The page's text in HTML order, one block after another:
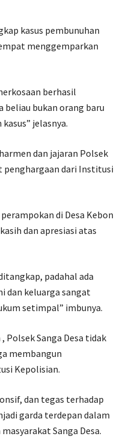
kasus pembunuhan
menggemparkan
berhasil
bukan orang baru
jelasnya.
dan jajaran Polsek
penghargaan dari Institusi
di Desa Kebon
dan apresiasi atas
padahal ada
dan keluarga sangat
setimpal” imbunya.
Polsek Sanga Desa tidak
membangun
Kepolisian.
dan tegas terhadap
garda terdepan dalam
Sanga Desa.